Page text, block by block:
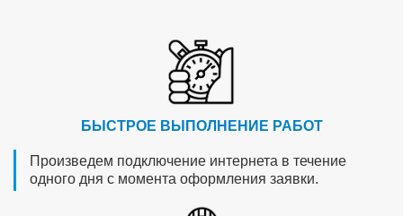
БЫСТРОЕ ВЫПОЛНЕНИЕ РАБОТ
Произведем подключение интернета в течение
одного дня с момента оформления заявки.